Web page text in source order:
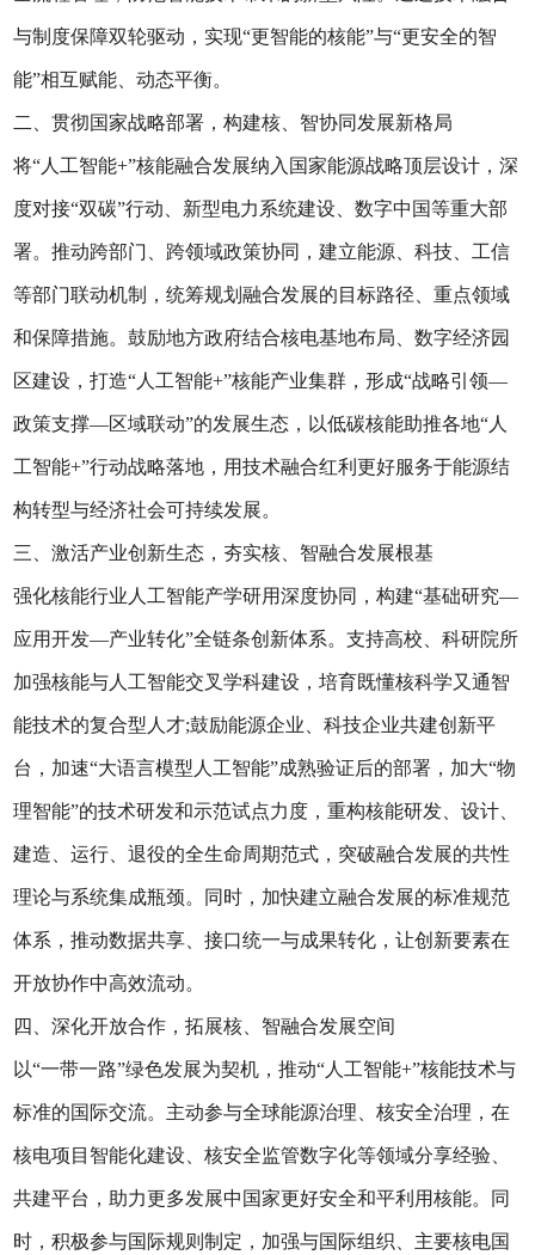
与制度保障双轮驱动，实现“更智能的核能”与“更安全的智
能”相互赋能、动态平衡。
二、贯彻国家战略部署，构建核、智协同发展新格局
将“人工智能+”核能融合发展纳入国家能源战略顶层设计，深
度对接“双碳”行动、新型电力系统建设、数字中国等重大部
署。推动跨部门、跨领域政策协同，建立能源、科技、工信
等部门联动机制，统筹规划融合发展的目标路径、重点领域
和保障措施。鼓励地方政府结合核电基地布局、数字经济园
区建设，打造“人工智能+”核能产业集群，形成“战略引领—
政策支撑—区域联动”的发展生态，以低碳核能助推各地“人
工智能+”行动战略落地，用技术融合红利更好服务于能源结
构转型与经济社会可持续发展。
三、激活产业创新生态，夯实核、智融合发展根基
强化核能行业人工智能产学研用深度协同，构建“基础研究—
应用开发—产业转化”全链条创新体系。支持高校、科研院所
加强核能与人工智能交叉学科建设，培育既懂核科学又通智
能技术的复合型人才;鼓励能源企业、科技企业共建创新平
台，加速“大语言模型人工智能”成熟验证后的部署，加大“物
理智能”的技术研发和示范试点力度，重构核能研发、设计、
建造、运行、退役的全生命周期范式，突破融合发展的共性
理论与系统集成瓶颈。同时，加快建立融合发展的标准规范
体系，推动数据共享、接口统一与成果转化，让创新要素在
开放协作中高效流动。
四、深化开放合作，拓展核、智融合发展空间
以“一带一路”绿色发展为契机，推动“人工智能+”核能技术与
标准的国际交流。主动参与全球能源治理、核安全治理，在
核电项目智能化建设、核安全监管数字化等领域分享经验、
共建平台，助力更多发展中国家更好安全和平利用核能。同
时，积极参与国际规则制定，加强与国际组织、主要核电国